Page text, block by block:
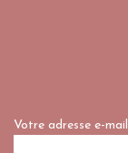
Votre adresse e-mail